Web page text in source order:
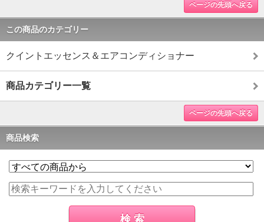
ページの先頭へ戻る
この商品のカテゴリー
クイントエッセンス＆エアコンディショナー
商品カテゴリー一覧
ページの先頭へ戻る
商品検索